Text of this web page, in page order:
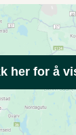
her for å